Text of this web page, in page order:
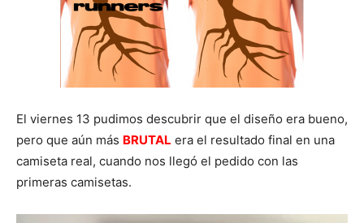
El viernes 13 pudimos descubrir que el diseño era bueno,
pero que aún más BRUTAL era el resultado final en una
camiseta real, cuando nos llegó el pedido con las
primeras camisetas.